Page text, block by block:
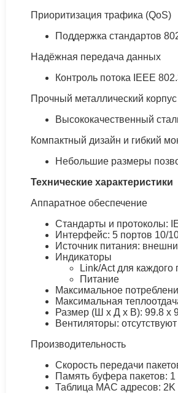
Приоритизация трафика (QoS)
Поддержка стандартов
Надёжная передача данных
Контроль потока IEEE
Прочный металлический корпус
Высококачественный
Компактный дизайн и гибкий
Небольшие размеры
Технические характеристики
Аппаратное обеспечение
Стандарты и протоколы:
Интерфейс: 5 портов 10/
Источник питания:
Индикаторы
Link/Act для каждого
Питание
Максимальное
Максимальная
Размер (Ш х Д х В): 99.8 x
Вентиляторы: отсутствуют
Производительность
Скорость передачи
Память буфера пакетов: 1
Таблица MAC адресов: 2K